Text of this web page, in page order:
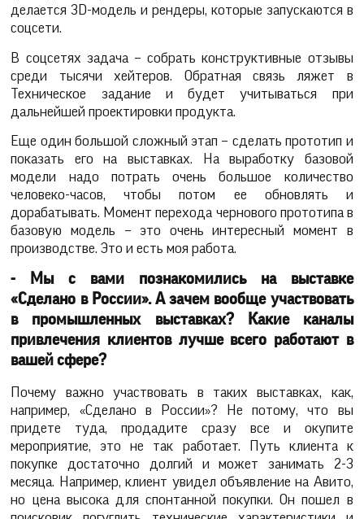
делается 3D-модель и рендеры, которые запускаются в
соцсети.
В соцсетях задача – собрать конструктивные отзывы
среди тысячи хейтеров. Обратная связь ляжет в
Техническое задание и будет учитываться при
дальнейшей проектировки продукта.
Еще один большой сложный этап – сделать прототип и
показать его на выставках. На выработку базовой
модели надо потрать очень большое количество
человеко-часов, чтобы потом ее обновлять и
дорабатывать. Момент перехода чернового прототипа в
базовую модель – это очень интересный момент в
производстве. Это и есть моя работа.
- Мы с вами познакомились на выставке
«Сделано в России». А зачем вообще участвовать
в промышленных выставках? Какие каналы
привлечения клиентов лучше всего работают в
вашей сфере?
Почему важно участвовать в таких выставках, как,
например, «Сделано в России»? Не потому, что вы
придете туда, продадите сразу все и окупите
мероприятие, это не так работает. Путь клиента к
покупке достаточно долгий и может занимать 2-3
месяца. Например, клиент увидел объявление на Авито,
но цена высока для спонтанной покупки. Он пошел в